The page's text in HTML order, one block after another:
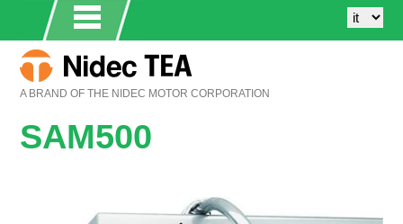
A BRAND OF THE NIDEC MOTOR CORPORATION
SAM500